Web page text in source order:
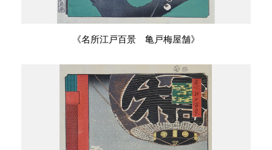
《名所江戸百景 亀戸梅屋舗》